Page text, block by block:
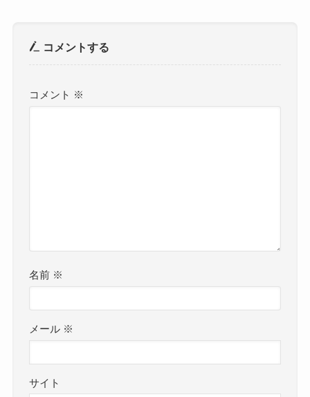
コメントする
コメント ※
名前 ※
メール ※
サイト